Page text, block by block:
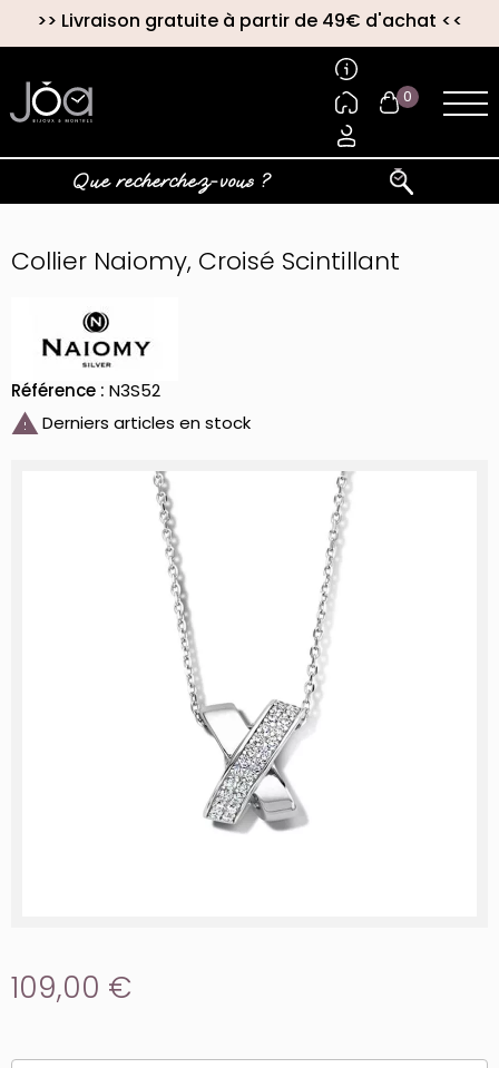
>> Livraison gratuite à partir de 49€ d'achat <<
0
Collier Naiomy, Croisé Scintillant
Référence : N3S52
 Derniers articles en stock
109,00 €